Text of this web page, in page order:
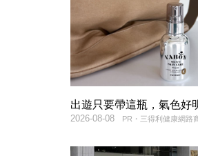
出遊只要帶這瓶，氣色好
PR・三得利健康網路
2026-08-08